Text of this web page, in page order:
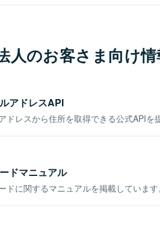
人のお客さま向け情
アドレスAPI
ドレスから住所を取得できる公式APIを
ドマニュアル
ドに関するマニュアルを掲載しています